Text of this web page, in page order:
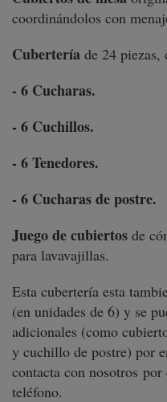
coordinándolos con
Cubertería de 24 piezas,
- 6 Cucharas.
- 6 Cuchillos.
- 6 Tenedores.
- 6 Cucharas de postre.
Juego de cubiertos de
para lavavajillas.
Esta cubertería esta
(en unidades de 6) y se
adicionales (como
y cuchillo de postre) por
contacta con nosotros
teléfono.